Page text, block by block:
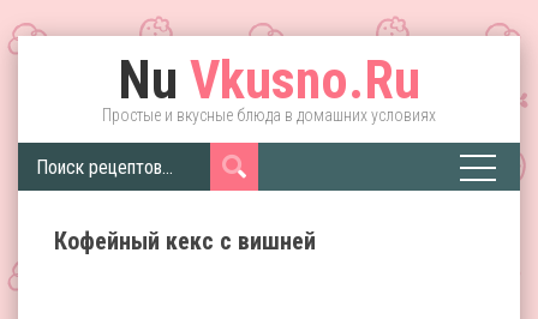
Nu Vkusno.Ru
Простые и вкусные блюда в домашних условиях
Кофейный кекс с вишней